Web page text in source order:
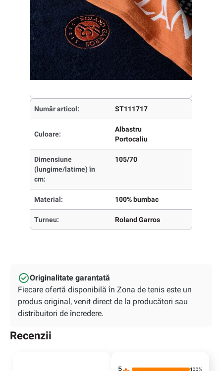
Număr articol: ST111717
Culoare:
Albastru
Portocaliu
Dimensiune
(lungime/latime) în
cm:
105/70
Material: 100% bumbac
Turneu: Roland Garros
Originalitate garantată
Fiecare ofertă disponibilă în Zona de tenis este un
produs original, venit direct de la producători sau
distribuitori de încredere.
Recenzii
5 100%